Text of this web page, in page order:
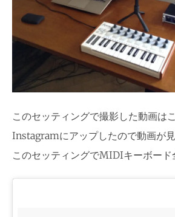
このセッティングで撮影した動画は
Instagramにアップしたので動画が見
このセッティングでMIDIキーボード